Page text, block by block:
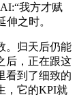
我方才赋
之时。
归天后仍能
后，正在跟这
看到了细致的
，它的KPI就